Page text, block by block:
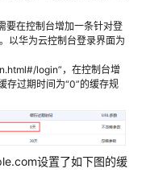
要在控制台增加一条针对登
以华为云控制台登录界面为
login”，在控制台增
过期时间为“0”的缓存规
设置了如下图的缓